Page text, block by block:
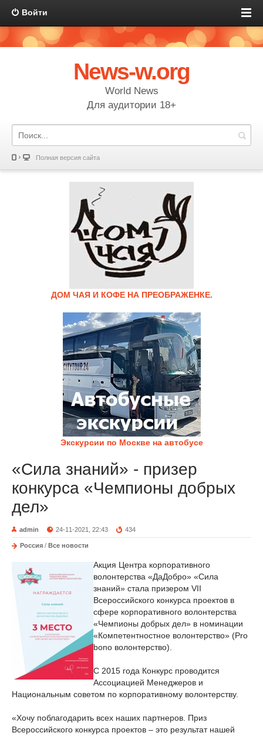
Войти
News-w.org
World News
Для аудитории 18+
Полная версия сайта
ДОМ ЧАЯ И КОФЕ НА ПРЕОБРАЖЕНКЕ.
Экскурсии по Москве на автобусе
«Сила знаний» - призер
конкурса «Чемпионы добрых
дел»
admin 24-11-2021, 22:43 434
Россия / Все новости
Акция Центра корпоративного
волонтерства «ДаДобро» «Сила
знаний» стала призером VII
Всероссийского конкурса проектов в
сфере корпоративного волонтерства
«Чемпионы добрых дел» в номинации
«Компетентностное волонтерство» (Pro
bono волонтерство).
С 2015 года Конкурс проводится
Ассоциацией Менеджеров и
Национальным советом по корпоративному волонтерству.
«Хочу поблагодарить всех наших партнеров. Приз
Всероссийского конкурса проектов – это результат нашей